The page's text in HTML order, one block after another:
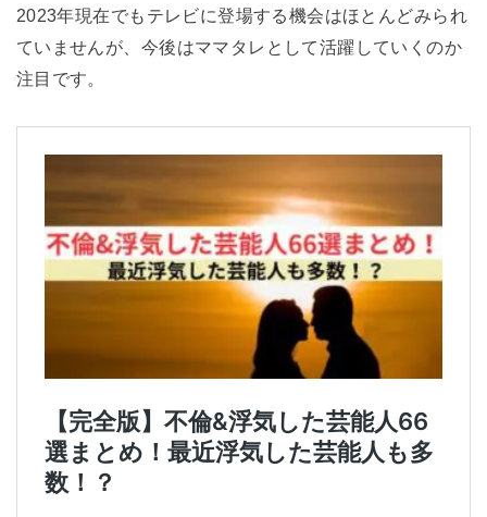
2023年現在でもテレビに登場する機会はほとんどみられ
ていませんが、今後はママタレとして活躍していくのか
注目です。